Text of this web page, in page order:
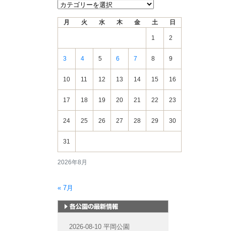
新
2026年8月
月 火 水 木 金 土 日
1 2
3 4 5 6 7 8 9
10 11 12 13 14 15 16
17 18 19 20 21 22 23
24 25 26 27 28 29 30
31
« 7月
2026-08-10 平岡公園